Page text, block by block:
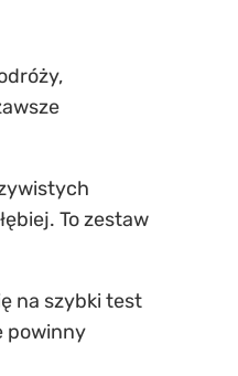
To zestaw
na szybki test
powinny